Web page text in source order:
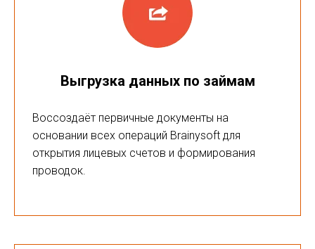
Выгрузка данных по займам
Воссоздаёт первичные документы на
основании всех операций Brainysoft для
открытия лицевых счетов и формирования
проводок.